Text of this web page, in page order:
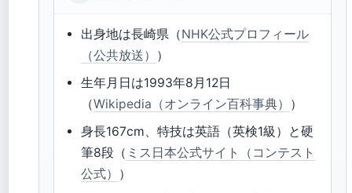
出身地は長崎県（NHK公式プロフィール
（公共放送） ）
生年月日は1993年8月12日
（Wikipedia（オンライン百科事典） ）
身長167cm、特技は英語（英検1級）と硬
筆8段（ ミス日本公式サイト（コンテスト
公式） ）